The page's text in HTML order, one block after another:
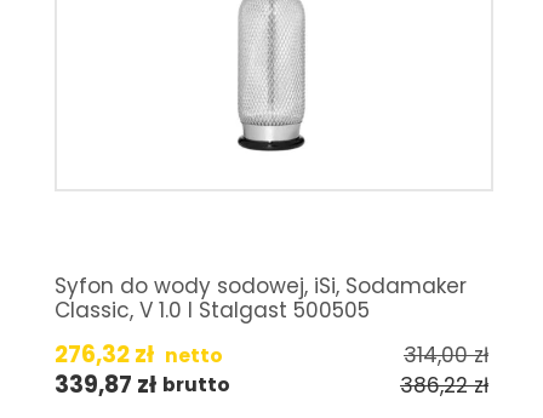
Syfon do wody sodowej, iSi, Sodamaker
Classic, V 1.0 l Stalgast 500505
276,32zł netto 314,00zł
339,87 zł brutto 386,22zł